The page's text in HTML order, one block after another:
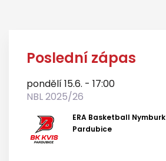
Poslední zápas
pondělí 15.6. - 17:00
NBL 2025/26
ERA Basketball Nymburk
Pardubice